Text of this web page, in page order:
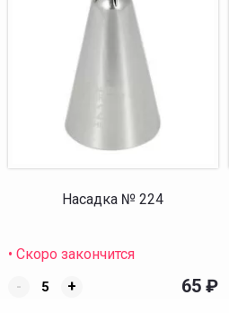
Насадка № 224
• Скоро закончится
-
+ 65 ₽